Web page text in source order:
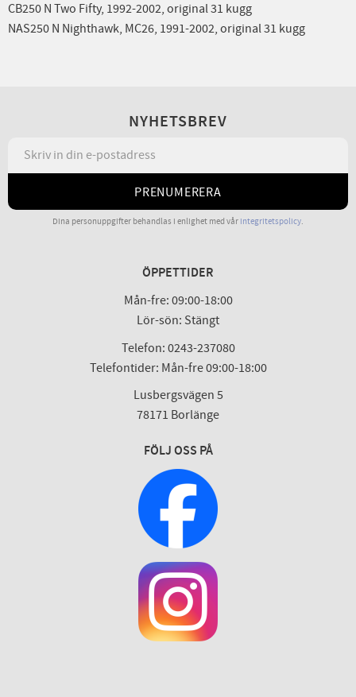
CB250 N Two Fifty, 1992-2002, original 31 kugg
NAS250 N Nighthawk, MC26, 1991-2002, original 31 kugg
NYHETSBREV
PRENUMERERA
Dina personuppgifter behandlas i enlighet med vår integritetspolicy.
ÖPPETTIDER
Mån-fre: 09:00-18:00
Lör-sön: Stängt
Telefon: 0243-237080
Telefontider: Mån-fre 09:00-18:00
Lusbergsvägen 5
78171 Borlänge
FÖLJ OSS PÅ